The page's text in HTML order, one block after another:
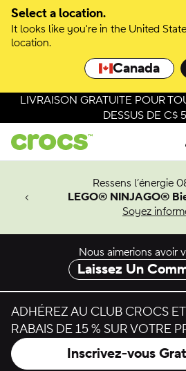
Select a location.
It looks like you're in the United
location.
Canada
Passer à la sélection de couleurs
Passer aux détails du produit
LIVRAISON GRATUITE POUR
DESSUS DE C$
Ressens l’énergie
LEGO® NINJAGO®
Soyez
Man.
Nous aimerions avoir
Laissez Un
ADHÉREZ AU CLUB CROCS
RABAIS DE 15 % SUR VOTRE
Inscrivez-vous